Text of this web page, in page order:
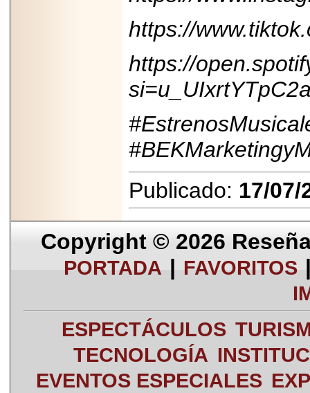
https://
https://
Publicado: 17/07/
Copyright © 2026
PORTADA | FAVORITOS
ESPECTÁCULOS
TECNOLOGÍA
EVENTOS ESPECIALES